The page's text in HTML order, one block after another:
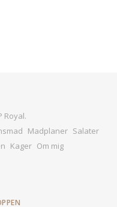
Royal.
Madplaner Salater
Kager Om mig